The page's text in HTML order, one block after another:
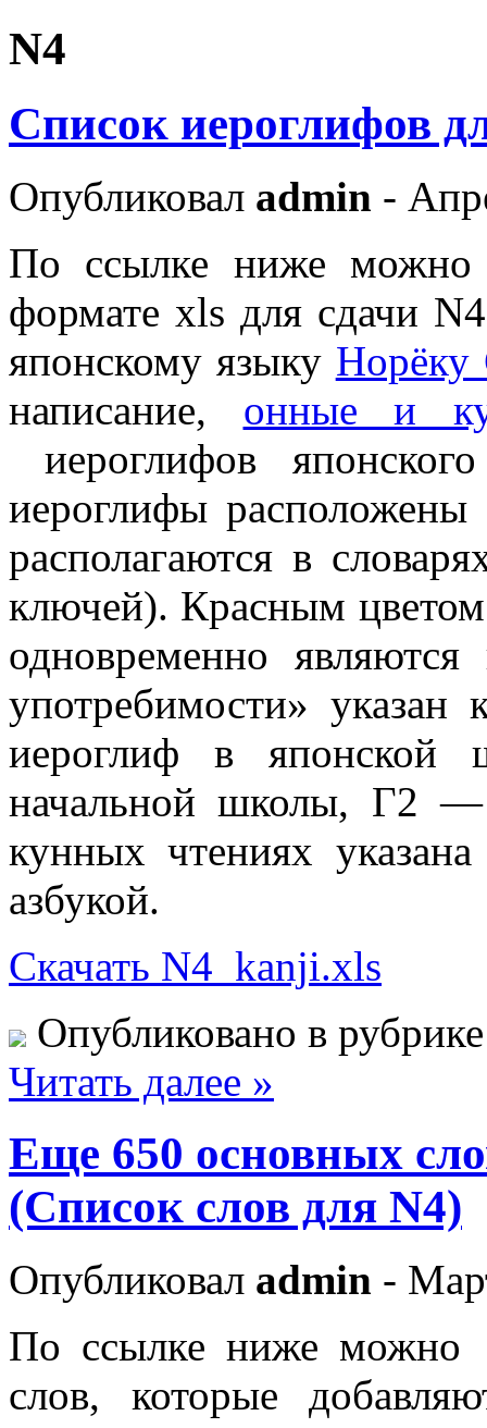
N4
Список иероглифов
Опубликовал admin -
По ссылке ниже можно
формате xls для сдачи
японскому языку Норёку
написание, онные и
иероглифов
иероглифы
располагаются в
ключей). Красным
одновременно
употребимости» указан
иероглиф в
начальной школы, Г2
кунных чтениях
азбукой.
Скачать N4_kanji.xls
Опубликовано в
Читать далее »
Еще 650 основных
(Список слов для N4)
Опубликовал admin -
По ссылке ниже можно
слов, которые